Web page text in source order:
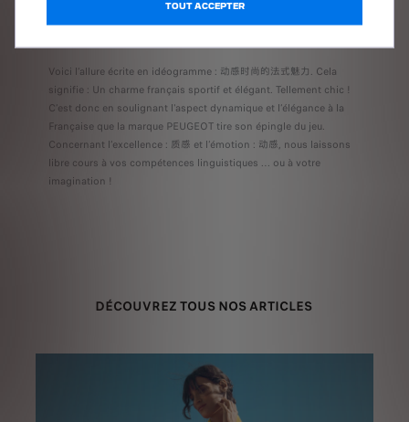
Voici l’allure écrite en idéogramme : 动感时尚的法式魅力. Cela
signifie : Un charme français sportif et élégant. Tellement chic !
C’est donc en soulignant l'aspect dynamique et l’élégance à la
Française que la marque PEUGEOT tire son épingle du jeu.
Concernant l’excellence : 质感 et l’émotion : 动感, nous laissons
libre cours à vos compétences linguistiques … ou à votre
imagination !
DÉCOUVREZ TOUS NOS ARTICLES
TOUT ACCEPTER